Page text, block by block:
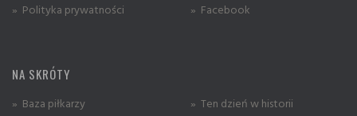
» Polityka prywatności
» Facebook
NA SKRÓTY
» Baza piłkarzy
» Ten dzień w historii